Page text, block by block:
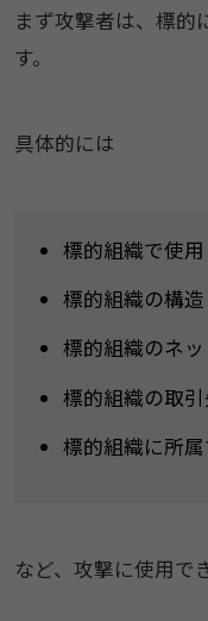
まず​攻撃者は、標的
す。​
​​具体的には​
標的組織で使
標的組織の構造
標的組織のネ
標的組織の取
標的組織に所
など、攻撃に使用で